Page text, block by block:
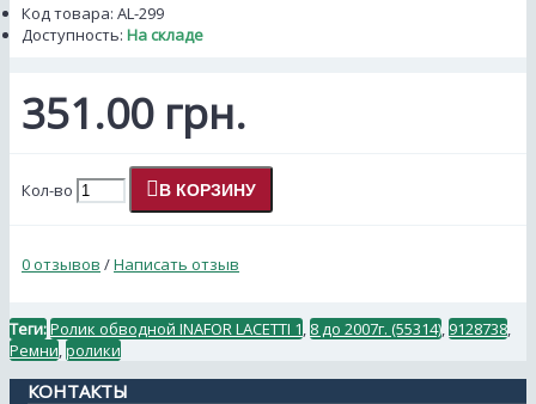
Код товара: AL-299
Доступность: На складе
351.00 грн.
Кол-во В КОРЗИНУ
0 отзывов /Написать отзыв
Теги:Ролик обводной INAFOR LACETTI 1 8 до 2007г. (55314) 9128738
Ремни ролики
КОНТАКТЫ